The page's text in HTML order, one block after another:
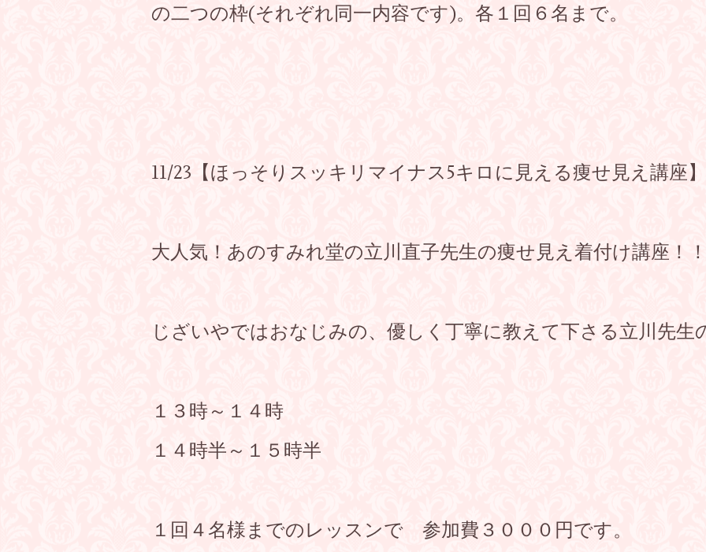
の二つの枠(それぞれ同一内容です)。各１回６名まで。
11/23【ほっそりスッキリマイナス5キロに見える痩せ見え講座】
大人気！あのすみれ堂の立川直子先生の痩せ見え着付け講座！
じざいやではおなじみの、優しく丁寧に教えて下さる立川先生
１３時～１４時
１４時半～１５時半
１回４名様までのレッスンで 参加費３０００円です。